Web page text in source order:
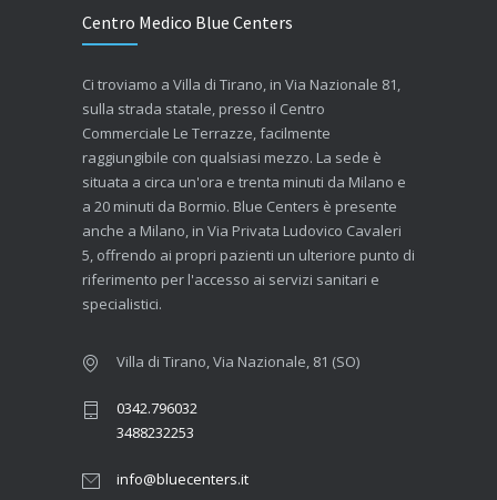
Centro Medico Blue Centers
Ci troviamo a Villa di Tirano, in Via Nazionale 81,
sulla strada statale, presso il Centro
Commerciale Le Terrazze, facilmente
raggiungibile con qualsiasi mezzo. La sede è
situata a circa un'ora e trenta minuti da Milano e
a 20 minuti da Bormio. Blue Centers è presente
anche a Milano, in Via Privata Ludovico Cavaleri
5, offrendo ai propri pazienti un ulteriore punto di
riferimento per l'accesso ai servizi sanitari e
specialistici.
Villa di Tirano, Via Nazionale, 81 (SO)
0342.796032
3488232253
info@bluecenters.it